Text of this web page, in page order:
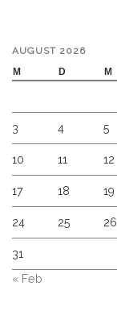
AUGUST 2026
M
D M
3 4 5
10 11 12
17 18 19
24 25 26
31
« Feb